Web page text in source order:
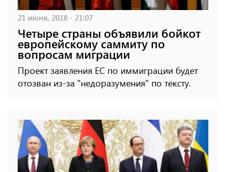
21 июня, 2018 - 21:07
Четыре страны объявили бойкот
европейскому саммиту по
вопросам миграции
Проект заявления ЕС по иммиграции будет
отозван из-за "недоразумения" по тексту.